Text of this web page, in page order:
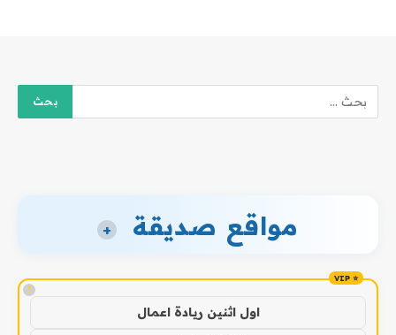
مواقع صديقة +
!
اول اثنين ريادة اعمال